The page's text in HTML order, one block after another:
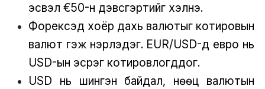
эсвэл €50-н дэвсгэртийг хэлнэ.
Форексэд хоёр дахь валютыг котировын
валют гэж нэрлэдэг. EUR/USD-д евро нь
USD-ын эсрэг котировлогддог.
USD нь шингэн байдал, нөөц валютын